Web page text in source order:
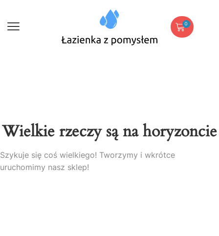
0
Wielkie rzeczy są na horyzoncie
Szykuje się coś wielkiego! Tworzymy i wkrótce
uruchomimy nasz sklep!